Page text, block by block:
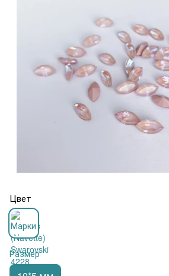
Цвет
Размер